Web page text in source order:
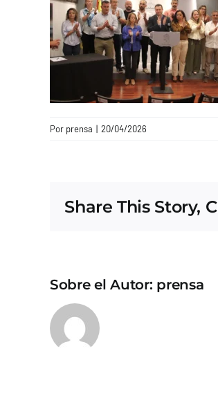
Por prensa | 20/04/2026
Share This Story,
Sobre el Autor: prensa